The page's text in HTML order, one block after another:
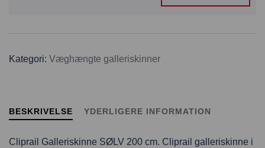
Kategori: Væghængte galleriskinner
BESKRIVELSE YDERLIGERE INFORMATION
Cliprail Galleriskinne SØLV 200 cm. Cliprail galleriskinne i